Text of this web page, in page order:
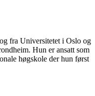
fra Universitetet i Oslo og
Hun er ansatt som
høgskole der hun først